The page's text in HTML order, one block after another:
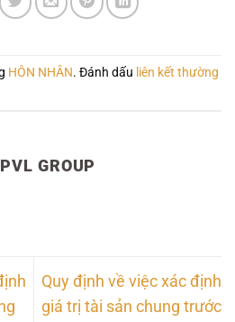
HÔN NHÂN. Đánh dấu liên kết thường
GROUP
Quy định về việc xác định
giá trị tài sản chung trước